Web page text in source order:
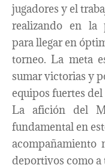
jugadores y el
realizando en la
para llegar en
torneo. La meta
sumar victorias y
equipos fuertes
La afición del
fundamental en
acompañamiento
deportivos como a